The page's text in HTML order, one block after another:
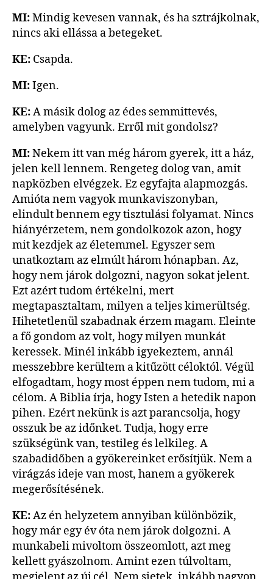
MI:Mindig kevesen vannak, és ha sztrájkolnak,
nincs aki ellássa a betegeket.
KE: Csapda.
MI:Igen.
KE:A másik dolog az édes semmittevés,
amelyben vagyunk. Erről mit gondolsz?
MI:Nekem itt van még három gyerek, itt a ház,
jelen kell lennem. Rengeteg dolog van, amit
napközben elvégzek. Ez egyfajta alapmozgás.
Amióta nem vagyok munkaviszonyban,
elindult bennem egy tisztulási folyamat. Nincs
hiányérzetem, nem gondolkozok azon, hogy
mit kezdjek az életemmel. Egyszer sem
unatkoztam az elmúlt három hónapban. Az,
hogy nem járok dolgozni, nagyon sokat jelent.
Ezt azért tudom értékelni, mert
megtapasztaltam, milyen a teljes kimerültség.
Hihetetlenül szabadnak érzem magam. Eleinte
a fő gondom az volt, hogy milyen munkát
keressek. Minél inkább igyekeztem, annál
messzebbre kerültem a kitűzött céloktól. Végül
elfogadtam, hogy most éppen nem tudom, mi a
célom. A Biblia írja, hogy Isten a hetedik napon
pihen. Ezért nekünk is azt parancsolja, hogy
osszuk be az időnket. Tudja, hogy erre
szükségünk van, testileg és lelkileg. A
szabadidőben a gyökereinket erősítjük. Nem a
virágzás ideje van most, hanem a gyökerek
megerősítésének.
KE:Az én helyzetem annyiban különbözik,
hogy már egy év óta nem járok dolgozni. A
munkabeli mivoltom összeomlott, azt meg
kellett gyászolnom. Amint ezen túlvoltam,